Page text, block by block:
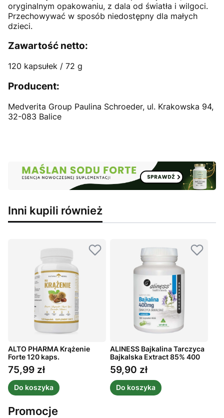
oryginalnym opakowaniu, z dala od światła i wilgoci.
Przechowywać w sposób niedostępny dla małych
dzieci.
Zawartość netto:
120 kapsułek / 72 g
Producent:
Medverita Group Paulina Schroeder, ul. Krakowska 94,
32-083 Balice
Inni kupili również
ALTO PHARMA Krążenie
Forte 120 kaps.
Cena
75,99 zł
Do koszyka
ALINESS Bajkalina Tarczyca
Bajkalska Extract 85% 400
mg 100 kaps.
Cena
59,90 zł
Do koszyka
Promocje